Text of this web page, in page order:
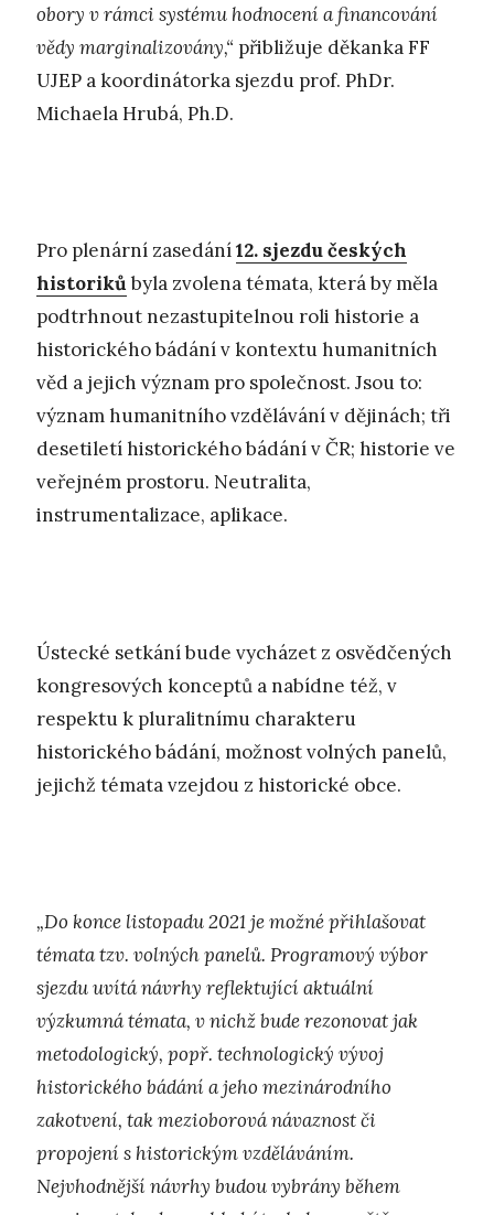
obory v rámci systému hodnocení a financování
vědy marginalizovány,“ přibližuje děkanka FF
UJEP a koordinátorka sjezdu prof. PhDr.
Michaela Hrubá, Ph.D.
Pro plenární zasedání12. sjezdu českých
historikůbyla zvolena témata, která by měla
podtrhnout nezastupitelnou roli historie a
historického bádání v kontextu humanitních
věd a jejich význam pro společnost. Jsou to:
význam humanitního vzdělávání v dějinách; tři
desetiletí historického bádání v ČR; historie ve
veřejném prostoru. Neutralita,
instrumentalizace, aplikace.
Ústecké setkání bude vycházet z osvědčených
kongresových konceptů a nabídne též, v
respektu k pluralitnímu charakteru
historického bádání, možnost volných panelů,
jejichž témata vzejdou z historické obce.
„Do konce listopadu 2021 je možné přihlašovat
témata tzv. volných panelů. Programový výbor
sjezdu uvítá návrhy reflektující aktuální
výzkumná témata, v nichž bude rezonovat jak
metodologický, popř. technologický vývoj
historického bádání a jeho mezinárodního
zakotvení, tak mezioborová návaznost či
propojení s historickým vzděláváním.
Nejvhodnější návrhy budou vybrány během